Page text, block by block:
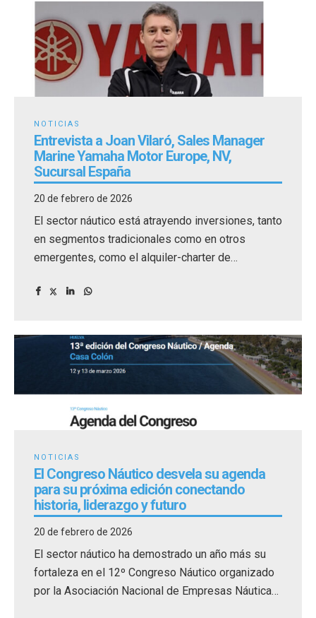
NOTICIAS
Entrevista a Joan Vilaró, Sales Manager
Marine Yamaha Motor Europe, NV,
Sucursal España
20 de febrero de 2026
El sector náutico está atrayendo inversiones, tanto
en segmentos tradicionales como en otros
emergentes, como el alquiler-charter de
NOTICIAS
El Congreso Náutico desvela su agenda
para su próxima edición conectando
historia, liderazgo y futuro
20 de febrero de 2026
El sector náutico ha demostrado un año más su
fortaleza en el 12º Congreso Náutico organizado
por la Asociación Nacional de Empresas Náuticas